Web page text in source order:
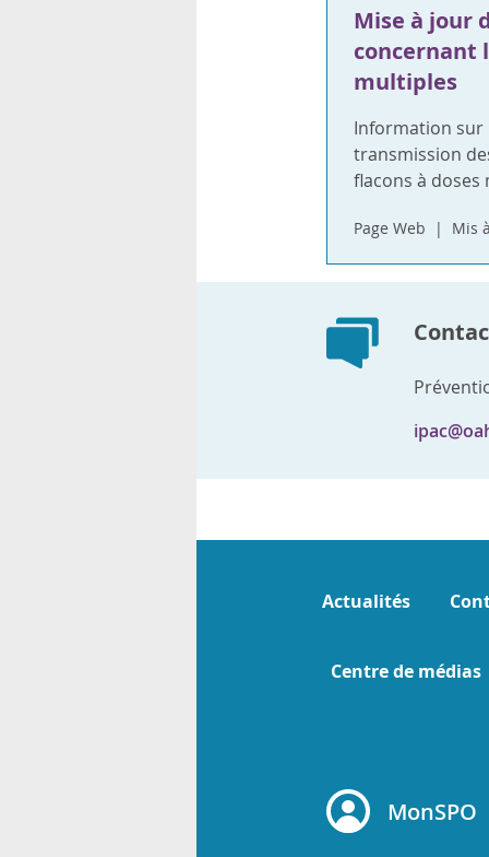
Mise à jour
concernant
multiples
Information sur
transmission
flacons à doses
Page Web Mis
Actualités
Centre de médias
MonSPO